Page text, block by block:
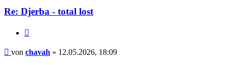
Re: Djerba - total lost
Beitrag
von chavah » 12.05.2026, 18:09